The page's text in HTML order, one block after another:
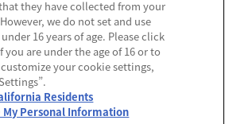
情報
©BANDAI
they have collected from your
we do not set and use
16 years of age. Please click
you are under the age of 16 or to
your cookie settings,
Residents
My Personal Information